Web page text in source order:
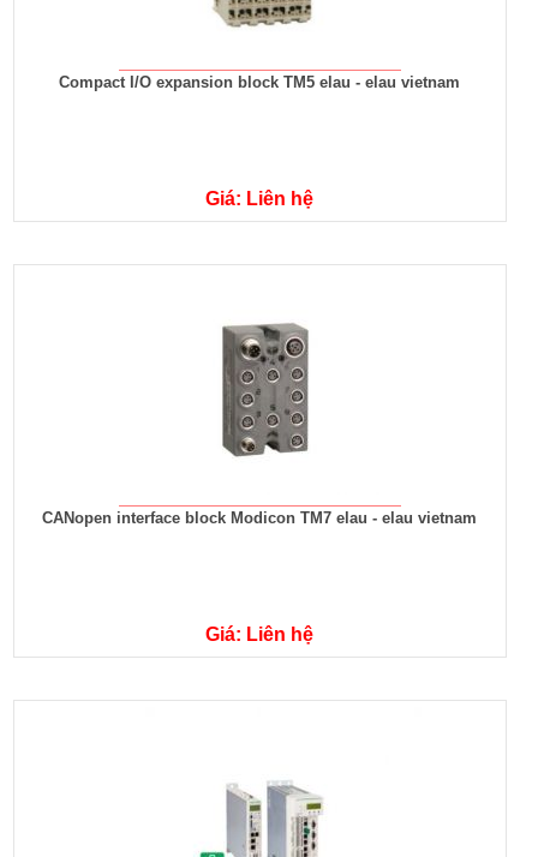
Compact I/O expansion block TM5 elau - elau vietnam
Giá: Liên hệ
CANopen interface block Modicon TM7 elau - elau vietnam
Giá: Liên hệ